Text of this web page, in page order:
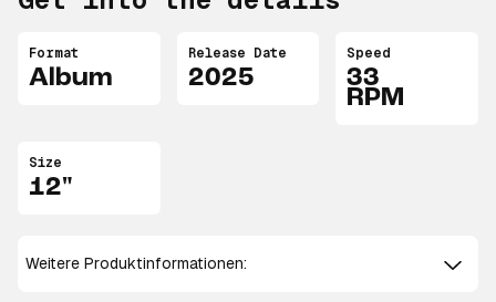
Format
Album
Release Date
2025
Speed
33
RPM
Size
12"
Weitere Produktinformationen: